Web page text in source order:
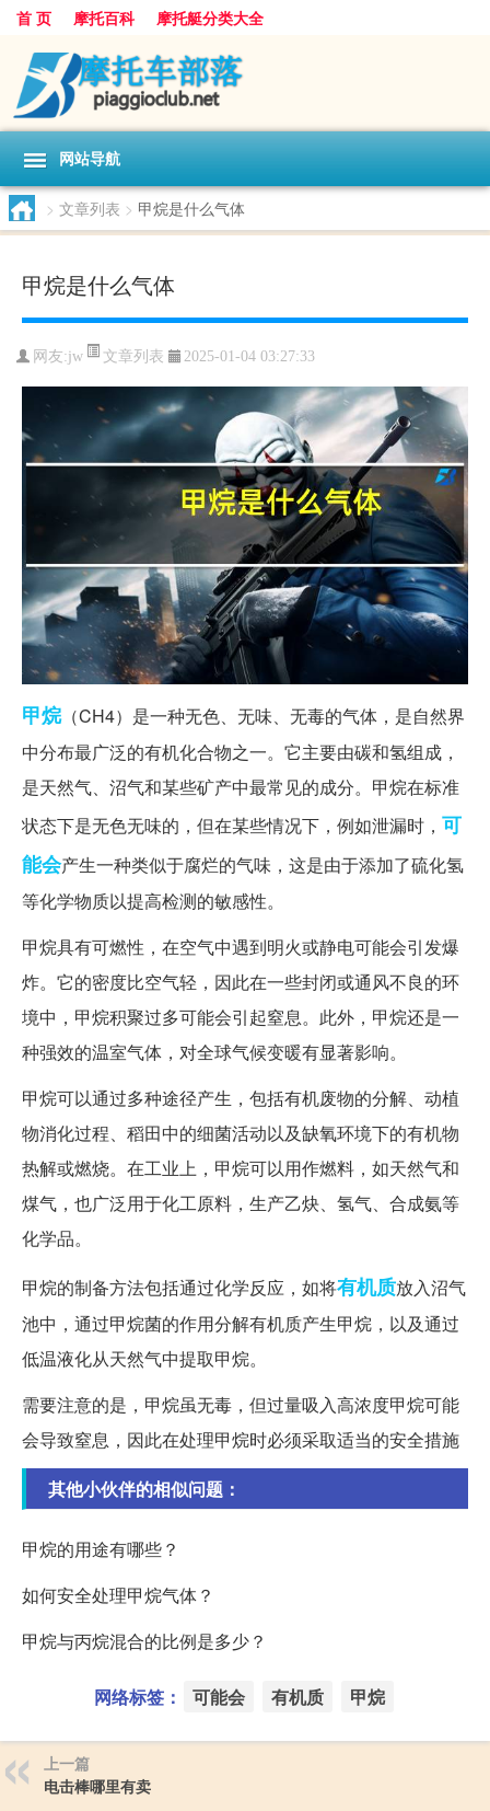
首 页 摩托百科 摩托艇分类大全
网站导航
> 文章列表 > 甲烷是什么气体
甲烷是什么气体
网友:jw 文章列表 2025-01-04 03:27:33
甲烷（CH4）是一种无色、无味、无毒的气体，是自然界
中分布最广泛的有机化合物之一。它主要由碳和氢组成，
是天然气、沼气和某些矿产中最常见的成分。甲烷在标准
状态下是无色无味的，但在某些情况下，例如泄漏时， 可
能会产生一种类似于腐烂的气味，这是由于添加了硫化氢
等化学物质以提高检测的敏感性。
甲烷具有可燃性，在空气中遇到明火或静电可能会引发爆
炸。它的密度比空气轻，因此在一些封闭或通风不良的环
境中，甲烷积聚过多可能会引起窒息。此外，甲烷还是一
种强效的温室气体，对全球气候变暖有显著影响。
甲烷可以通过多种途径产生，包括有机废物的分解、动植
物消化过程、稻田中的细菌活动以及缺氧环境下的有机物
热解或燃烧。在工业上，甲烷可以用作燃料，如天然气和
煤气，也广泛用于化工原料，生产乙炔、氢气、合成氨等
化学品。
甲烷的制备方法包括通过化学反应，如将有机质放入沼气
池中，通过甲烷菌的作用分解有机质产生甲烷，以及通过
低温液化从天然气中提取甲烷。
需要注意的是，甲烷虽无毒，但过量吸入高浓度甲烷可能
会导致窒息，因此在处理甲烷时必须采取适当的安全措施
其他小伙伴的相似问题：
甲烷的用途有哪些？
如何安全处理甲烷气体？
甲烷与丙烷混合的比例是多少？
网络标签： 可能会 有机质 甲烷
上一篇
电击棒哪里有卖